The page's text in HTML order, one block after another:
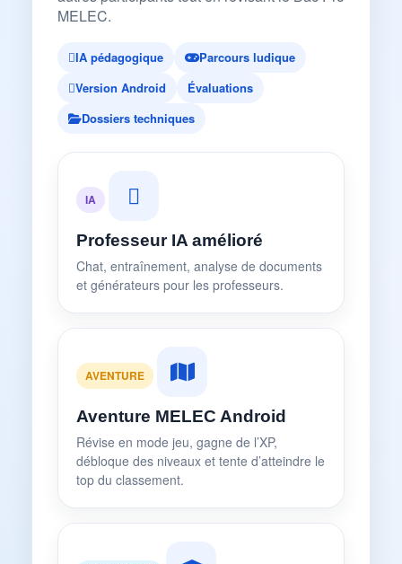
MELEC.
IA pédagogique
Parcours ludique
Version Android
Évaluations
Dossiers techniques
IA
Professeur IA amélioré
Chat, entraînement, analyse de documents
et générateurs pour les professeurs.
AVENTURE
Aventure MELEC Android
Révise en mode jeu, gagne de l’XP,
débloque des niveaux et tente d’atteindre le
top du classement.